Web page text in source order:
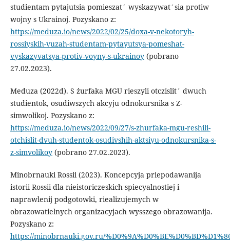
studientam pytajutsia pomieszat´ wyskazywat´sia protiw
wojny s Ukrainoj. Pozyskano z:
https://meduza.io/news/2022/02/25/doxa-v-nekotoryh-
rossiyskih-vuzah-studentam-pytayutsya-pomeshat-
vyskazyvatsya-protiv-voyny-s-ukrainoy(pobrano
27.02.2023).
Meduza (2022d). S żurfaka MGU rieszyli otczislit´ dwuch
studientok, osudiwszych akcyju odnokursnika s Z-
simwolikoj. Pozyskano z:
https://meduza.io/news/2022/09/27/s-zhurfaka-mgu-reshili-
otchislit-dvuh-studentok-osudivshih-aktsiyu-odnokursnika-s-
z-simvolikoy(pobrano 27.02.2023).
Minobrnauki Rossii (2023). Koncepcyja priepodawanija
istorii Rossii dla nieistoriczeskich spiecyalnostiej i
naprawlenij podgotowki, riealizujemych w
obrazowatielnych organizacyjach wysszego obrazowanija.
Pozyskano z:
https://minobrnauki.gov.ru/